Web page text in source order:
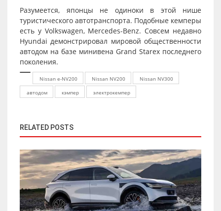
Разумеется, японцы не одиноки в этой нише
туристического автотранспорта. Подобные кемперы
есть у Volkswagen, Mercedes-Benz. Совсем недавно
Hyundai демонстрировал мировой общественности
автодом на базе минивена Grand Starex последнего
поколения.
Nissan e-NV200 Nissan NV200
Nissan NV300
автодом
кэмпер электрокемпер
RELATED POSTS